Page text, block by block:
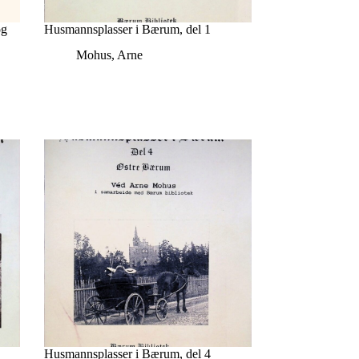
Husmannsplasser i Bærum, del 1
Mohus, Arne
Husmannsplasser i Bærum, del 4